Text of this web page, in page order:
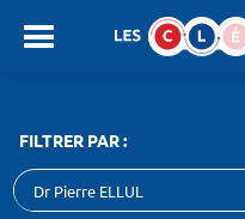
SEARCH :
FILTRER PAR :
Dr Pierre ELLUL